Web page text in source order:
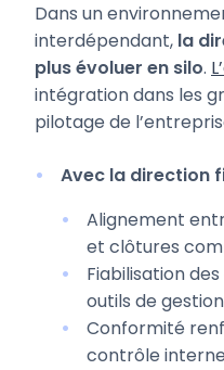
Dans un
interdépendant, la
plus évoluer en silo.
intégration dans les
pilotage de
Avec la direction
Alignement
et clôtures
Fiabilisation
outils de gestion
Conformité
contrôle interne